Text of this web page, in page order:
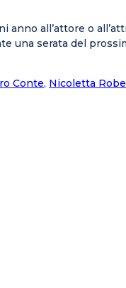
all’attore o
una serata del
Conte, Nicoletta